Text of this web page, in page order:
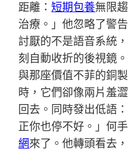
距離：短期包養無限
治療。」他忽略了警
討厭的不是語音系統
刻自動收折的後視鏡
與那座價值不菲的銅
時，它們卻像兩片羞
回去。同時發出低語
正你也停不好。」何
網來了。他轉頭看去